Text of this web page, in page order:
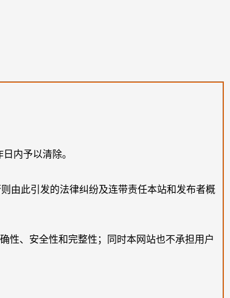
内予以清除。
由此引发的法律纠纷及连带责任本站和发布者概
性、安全性和完整性；同时本网站也不承担用户